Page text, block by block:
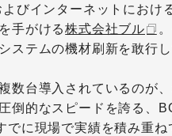
びインターネットにおけ
手がける株式会社ブル
ステムの機材刷新を敢行し
数台導入されているのが
倒的なスピードを誇る、
でに現場で実績を積み重